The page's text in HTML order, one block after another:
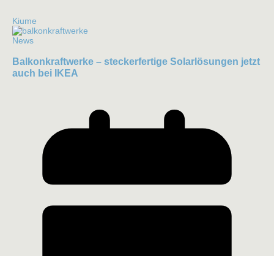
Kiume
News
Balkonkraftwerke – steckerfertige Solarlösungen jetzt
auch bei IKEA